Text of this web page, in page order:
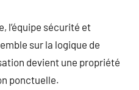
l’équipe sécurité et
sur la logique de
devient une propriété
ponctuelle.